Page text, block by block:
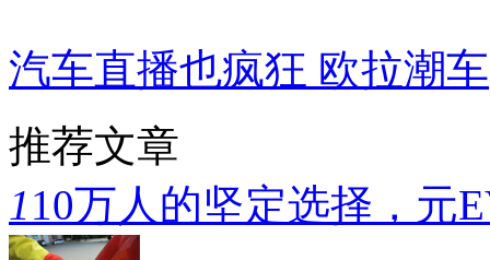
汽车直播也疯狂 欧拉潮车
推荐文章
110万人的坚定选择，元